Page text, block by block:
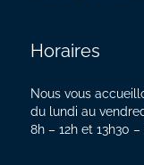
Horaires
Nous vous
du lundi au
8h – 12h et 13h30 –